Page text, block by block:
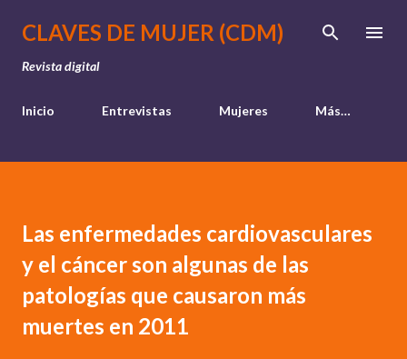
Ir al contenido principal
CLAVES DE MUJER (CDM)
Revista digital
Inicio Entrevistas Mujeres Más…
Las enfermedades cardiovasculares
y el cáncer son algunas de las
patologías que causaron más
muertes en 2011